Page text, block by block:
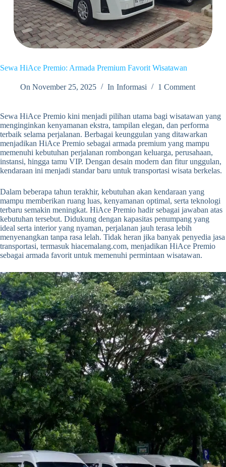
Sewa HiAce Premio: Armada Premium Favorit Wisatawan
On November 25, 2025 In Informasi 1 Comment
Sewa HiAce Premio kini menjadi pilihan utama bagi wisatawan yang
menginginkan kenyamanan ekstra, tampilan elegan, dan performa
terbaik selama perjalanan. Berbagai keunggulan yang ditawarkan
menjadikan HiAce Premio sebagai armada premium yang mampu
memenuhi kebutuhan perjalanan rombongan keluarga, perusahaan,
instansi, hingga tamu VIP. Dengan desain modern dan fitur unggulan,
kendaraan ini menjadi standar baru untuk transportasi wisata berkelas.
Dalam beberapa tahun terakhir, kebutuhan akan kendaraan yang
mampu memberikan ruang luas, kenyamanan optimal, serta teknologi
terbaru semakin meningkat. HiAce Premio hadir sebagai jawaban atas
kebutuhan tersebut. Didukung dengan kapasitas penumpang yang
ideal serta interior yang nyaman, perjalanan jauh terasa lebih
menyenangkan tanpa rasa lelah. Tidak heran jika banyak penyedia jasa
transportasi, termasuk hiacemalang.com, menjadikan HiAce Premio
sebagai armada favorit untuk memenuhi permintaan wisatawan.